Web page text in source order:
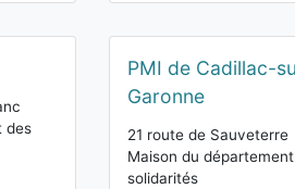
des
PMI de Cadillac-
Garonne
21 route de Sauveterre
Maison du
solidarités